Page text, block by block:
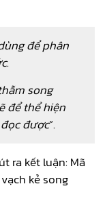
để phân
.
song
để thể hiện
được”.
ra kết luận: Mã
kẻ song